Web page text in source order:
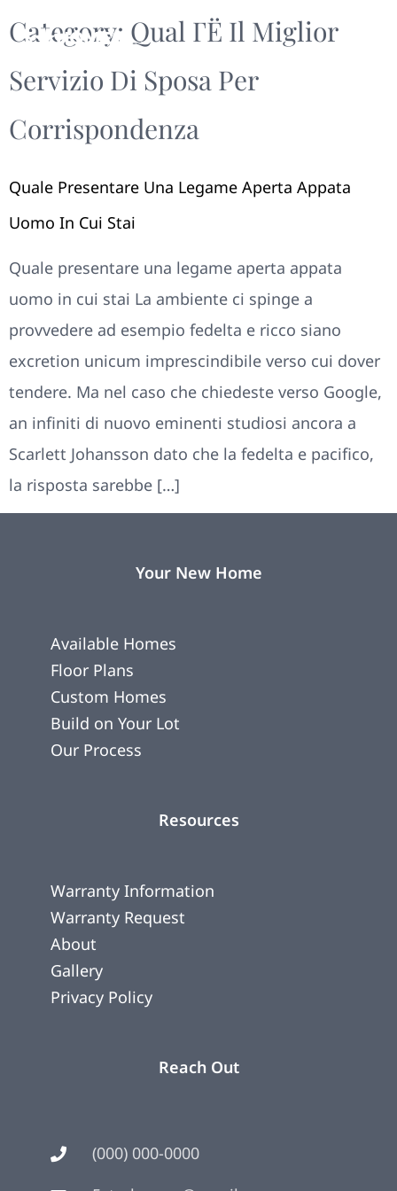
Category: Qual ГЁ Il Miglior
Servizio Di Sposa Per
Corrispondenza
Quale Presentare Una Legame Aperta Appata
Uomo In Cui Stai
Quale presentare una legame aperta appata
uomo in cui stai La ambiente ci spinge a
provvedere ad esempio fedelta e ricco siano
excretion unicum imprescindibile verso cui dover
tendere. Ma nel caso che chiedeste verso Google,
an infiniti di nuovo eminenti studiosi ancora a
Scarlett Johansson dato che la fedelta e pacifico,
la risposta sarebbe […]
Your New Home
Available Homes
Floor Plans
Custom Homes
Build on Your Lot
Our Process
Resources
Warranty Information
Warranty Request
About
Gallery
Privacy Policy
Reach Out
(000) 000-0000